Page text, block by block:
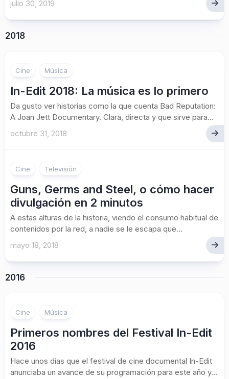
julio 30, 2019
2018
Cine Música
In-Edit 2018: La música es lo primero
Da gusto ver historias como la que cuenta Bad Reputation:
A Joan Jett Documentary. Clara, directa y que sirve para...
octubre 31, 2018
Cine Televisión
Guns, Germs and Steel, o cómo hacer
divulgación en 2 minutos
A estas alturas de la historia, viendo el consumo habitual de
contenidos por la red, a nadie se le escapa que...
mayo 18, 2018
2016
Cine Música
Primeros nombres del Festival In-Edit
2016
Hace unos días que el festival de cine documental In-Edit
anunciaba un avance de su programación para este año y...